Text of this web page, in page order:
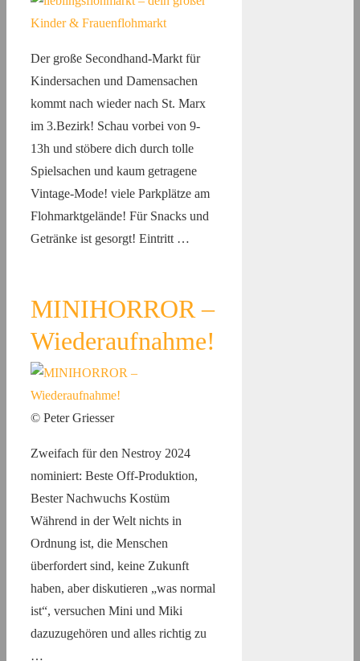
Der große Secondhand-Markt für
Kindersachen und Damensachen
kommt nach wieder nach St. Marx
im 3.Bezirk! Schau vorbei von 9-
13h und stöbere dich durch tolle
Spielsachen und kaum getragene
Vintage-Mode! viele Parkplätze am
Flohmarktgelände! Für Snacks und
Getränke ist gesorgt! Eintritt …
MINIHORROR –
Wiederaufnahme!
© Peter Griesser
Zweifach für den Nestroy 2024
nominiert: Beste Off-Produktion,
Bester Nachwuchs Kostüm
Während in der Welt nichts in
Ordnung ist, die Menschen
überfordert sind, keine Zukunft
haben, aber diskutieren „was normal
ist“, versuchen Mini und Miki
dazuzugehören und alles richtig zu
…